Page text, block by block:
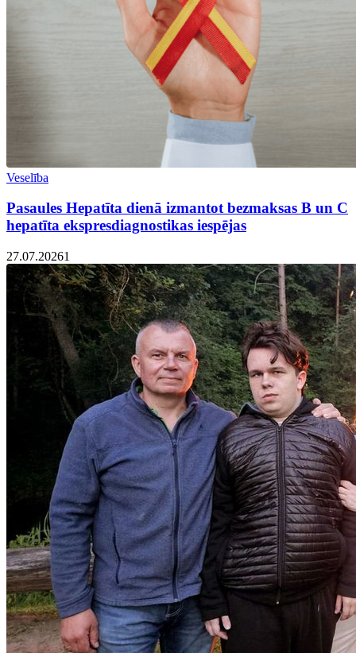
Veselība
Pasaules Hepatīta dienā izmantot bezmaksas B un C
hepatīta ekspresdiagnostikas iespējas
27.07.20261